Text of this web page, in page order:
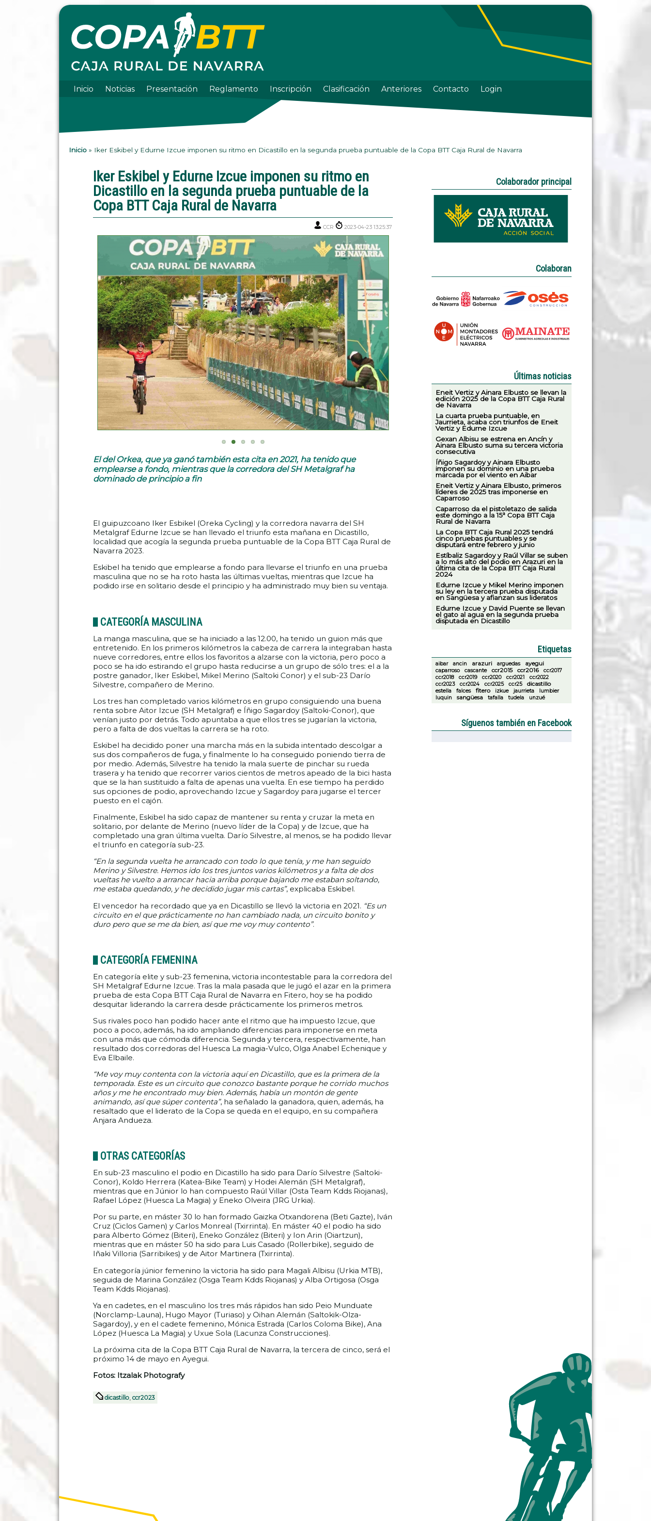
Inicio Noticias Presentación Reglamento Inscripción Clasificación Anteriores Contacto Login
Inicio » Iker Eskibel y Edurne Izcue imponen su ritmo en Dicastillo en la segunda prueba puntuable de la Copa BTT Caja Rural de Navarra
Iker Eskibel y Edurne Izcue imponen su ritmo en
Dicastillo en la segunda prueba puntuable de la
Copa BTT Caja Rural de Navarra
CCR 2023-04-23 13:25:37
El del Orkea, que ya ganó también esta cita en 2021, ha tenido que
emplearse a fondo, mientras que la corredora del SH Metalgraf ha
dominado de principio a fin
El guipuzcoano Iker Esbikel (Oreka Cycling) y la corredora navarra del SH
Metalgraf Edurne Izcue se han llevado el triunfo esta mañana en Dicastillo,
localidad que acogía la segunda prueba puntuable de la Copa BTT Caja Rural de
Navarra 2023.
Eskibel ha tenido que emplearse a fondo para llevarse el triunfo en una prueba
masculina que no se ha roto hasta las últimas vueltas, mientras que Izcue ha
podido irse en solitario desde el principio y ha administrado muy bien su ventaja.
CATEGORÍA MASCULINA
La manga masculina, que se ha iniciado a las 12.00, ha tenido un guion más que
entretenido. En los primeros kilómetros la cabeza de carrera la integraban hasta
nueve corredores, entre ellos los favoritos a alzarse con la victoria, pero poco a
poco se ha ido estirando el grupo hasta reducirse a un grupo de sólo tres: el a la
postre ganador, Iker Eskibel, Mikel Merino (Saltoki Conor) y el sub-23 Darío
Silvestre, compañero de Merino.
Los tres han completado varios kilómetros en grupo consiguiendo una buena
renta sobre Aitor Izcue (SH Metalgraf) e Íñigo Sagardoy (Saltoki-Conor), que
venían justo por detrás. Todo apuntaba a que ellos tres se jugarían la victoria,
pero a falta de dos vueltas la carrera se ha roto.
Eskibel ha decidido poner una marcha más en la subida intentado descolgar a
sus dos compañeros de fuga, y finalmente lo ha conseguido poniendo tierra de
por medio. Además, Silvestre ha tenido la mala suerte de pinchar su rueda
trasera y ha tenido que recorrer varios cientos de metros apeado de la bici hasta
que se la han sustituido a falta de apenas una vuelta. En ese tiempo ha perdido
sus opciones de podio, aprovechando Izcue y Sagardoy para jugarse el tercer
puesto en el cajón.
Finalmente, Eskibel ha sido capaz de mantener su renta y cruzar la meta en
solitario, por delante de Merino (nuevo líder de la Copa) y de Izcue, que ha
completado una gran última vuelta. Darío Silvestre, al menos, se ha podido llevar
el triunfo en categoría sub-23.
“En la segunda vuelta he arrancado con todo lo que tenía, y me han seguido
Merino y Silvestre. Hemos ido los tres juntos varios kilómetros y a falta de dos
vueltas he vuelto a arrancar hacia arriba porque bajando me estaban soltando,
me estaba quedando, y he decidido jugar mis cartas”, explicaba Eskibel.
El vencedor ha recordado que ya en Dicastillo se llevó la victoria en 2021. “Es un
circuito en el que prácticamente no han cambiado nada, un circuito bonito y
duro pero que se me da bien, así que me voy muy contento”.
CATEGORÍA FEMENINA
En categoría elite y sub-23 femenina, victoria incontestable para la corredora del
SH Metalgraf Edurne Izcue. Tras la mala pasada que le jugó el azar en la primera
prueba de esta Copa BTT Caja Rural de Navarra en Fitero, hoy se ha podido
desquitar liderando la carrera desde prácticamente los primeros metros.
Sus rivales poco han podido hacer ante el ritmo que ha impuesto Izcue, que
poco a poco, además, ha ido ampliando diferencias para imponerse en meta
con una más que cómoda diferencia. Segunda y tercera, respectivamente, han
resultado dos corredoras del Huesca La magia-Vulco, Olga Anabel Echenique y
Eva Elbaile.
“Me voy muy contenta con la victoria aquí en Dicastillo, que es la primera de la
temporada. Este es un circuito que conozco bastante porque he corrido muchos
años y me he encontrado muy bien. Además, había un montón de gente
animando, así que súper contenta”, ha señalado la ganadora, quien, además, ha
resaltado que el liderato de la Copa se queda en el equipo, en su compañera
Anjara Andueza.
OTRAS CATEGORÍAS
En sub-23 masculino el podio en Dicastillo ha sido para Darío Silvestre (Saltoki-
Conor), Koldo Herrera (Katea-Bike Team) y Hodei Alemán (SH Metalgraf),
mientras que en Júnior lo han compuesto Raúl Villar (Osta Team Kdds Riojanas),
Rafael López (Huesca La Magia) y Eneko Olveira (JRG Urkia).
Por su parte, en máster 30 lo han formado Gaizka Otxandorena (Beti Gazte), Iván
Cruz (Ciclos Gamen) y Carlos Monreal (Txirrinta). En máster 40 el podio ha sido
para Alberto Gómez (Biteri), Eneko González (Biteri) y Ion Arin (Oiartzun),
mientras que en máster 50 ha sido para Luis Casado (Rollerbike), seguido de
Iñaki Villoria (Sarribikes) y de Aitor Martinera (Txirrinta).
En categoría júnior femenino la victoria ha sido para Magali Albisu (Urkia MTB),
seguida de Marina González (Osga Team Kdds Riojanas) y Alba Ortigosa (Osga
Team Kdds Riojanas).
Ya en cadetes, en el masculino los tres más rápidos han sido Peio Munduate
(Norclamp-Launa), Hugo Mayor (Turiaso) y Oihan Alemán (Saltokik-Olza-
Sagardoy), y en el cadete femenino, Mónica Estrada (Carlos Coloma Bike), Ana
López (Huesca La Magia) y Uxue Sola (Lacunza Construcciones).
La próxima cita de la Copa BTT Caja Rural de Navarra, la tercera de cinco, será el
próximo 14 de mayo en Ayegui.
Fotos: Itzalak Photografy
dicastillo, ccr2023
Colaborador principal
Colaboran
Últimas noticias
Eneit Vertiz y Ainara Elbusto se llevan la
edición 2025 de la Copa BTT Caja Rural
de Navarra
La cuarta prueba puntuable, en
Jaurrieta, acaba con triunfos de Eneit
Vertiz y Edurne Izcue
Gexan Albisu se estrena en Ancín y
Ainara Elbusto suma su tercera victoria
consecutiva
Íñigo Sagardoy y Ainara Elbusto
imponen su dominio en una prueba
marcada por el viento en Aibar
Eneit Vertiz y Ainara Elbusto, primeros
líderes de 2025 tras imponerse en
Caparroso
Caparroso da el pistoletazo de salida
este domingo a la 15ª Copa BTT Caja
Rural de Navarra
La Copa BTT Caja Rural 2025 tendrá
cinco pruebas puntuables y se
disputará entre febrero y junio
Estíbaliz Sagardoy y Raúl Villar se suben
a lo más alto del podio en Arazuri en la
última cita de la Copa BTT Caja Rural
2024
Edurne Izcue y Mikel Merino imponen
su ley en la tercera prueba disputada
en Sangüesa y afianzan sus lideratos
Edurne Izcue y David Puente se llevan
el gato al agua en la segunda prueba
disputada en Dicastillo
Etiquetas
aibar ancin arazuri arguedas ayegui
caparroso cascante ccr2015 ccr2016
ccr2017
ccr2018
ccr2019 ccr2020 ccr2021
ccr2022
ccr2023
ccr2024 ccr2025 ccr25 dicastillo
estella falces fitero izkue jaurrieta
lumbier
luquin
sangüesa tafalla tudela unzué
Síguenos también en Facebook